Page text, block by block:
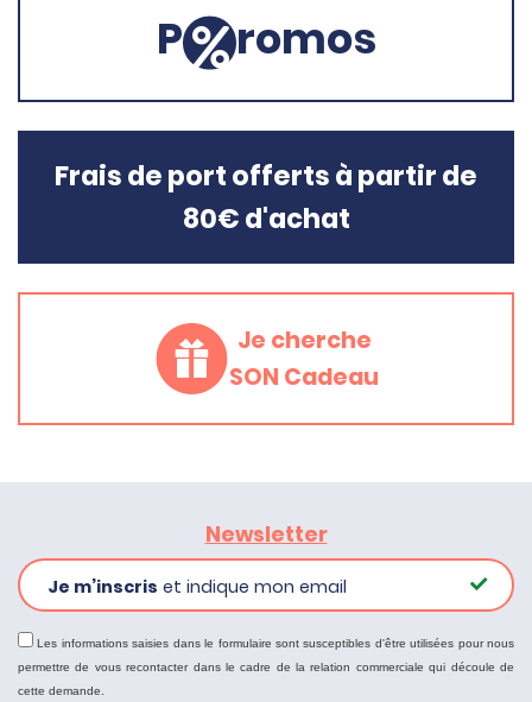
P romos
Frais de port offerts à partir de
80€ d'achat
Je cherche
SON Cadeau
Newsletter
Je m’inscris et indique mon email
Les informations saisies dans le formulaire sont susceptibles d'être utilisées pour nous
permettre de vous recontacter dans le cadre de la relation commerciale qui découle de
cette demande.